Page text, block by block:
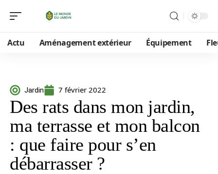
Actu Aménagement extérieur Équipement
Jardin 7 février 2022
Des rats dans mon jardin,
ma terrasse et mon balcon
: que faire pour s’en
débarrasser ?